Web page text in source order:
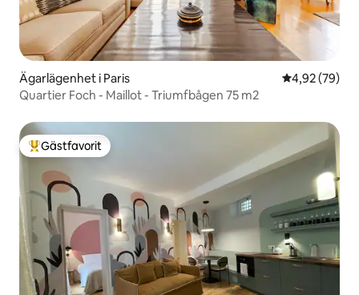
Ägarlägenhet i Paris 4,92 av 5 i
4,92 (79)
Quartier Foch - Maillot - Triumfbågen 75 m2
Populär gästfavorit
Gästfavorit